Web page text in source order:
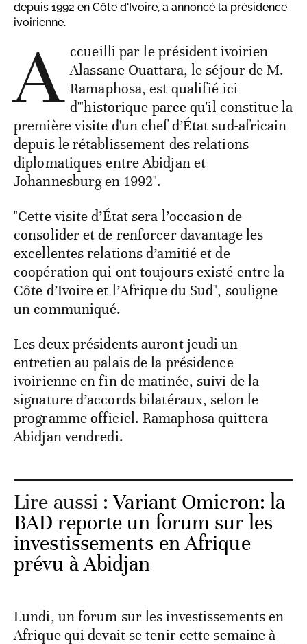
depuis 1992 en Côte d'Ivoire, a annoncé la présidence
ivoirienne.
A ccueilli par le président ivoirien
Alassane Ouattara, le séjour de M.
Ramaphosa, est qualifié ici
d'"historique parce qu'il constitue la
première visite d'un chef d’État sud-africain
depuis le rétablissement des relations
diplomatiques entre Abidjan et
Johannesburg en 1992".
"Cette visite d’État sera l’occasion de
consolider et de renforcer davantage les
excellentes relations d’amitié et de
coopération qui ont toujours existé entre la
Côte d’Ivoire et l’Afrique du Sud", souligne
un communiqué.
Les deux présidents auront jeudi un
entretien au palais de la présidence
ivoirienne en fin de matinée, suivi de la
signature d’accords bilatéraux, selon le
programme officiel. Ramaphosa quittera
Abidjan vendredi.
Lire aussi :Variant Omicron: la
BAD reporte un forum sur les
investissements en Afrique
prévu à Abidjan
Lundi, un forum sur les investissements en
Afrique qui devait se tenir cette semaine à